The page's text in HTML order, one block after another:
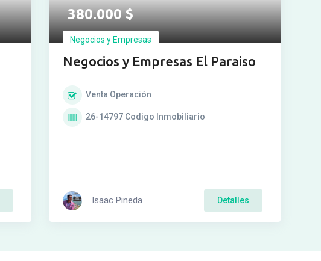
380.000$
Negocios y Empresas
Negocios y Empresas El Paraiso
Venta Operación
26-14797 Codigo Inmobiliario
Isaac Pineda Detalles